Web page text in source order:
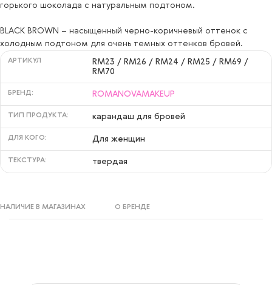
горького шоколада с натуральным подтоном.
BLACK BROWN – насыщенный черно-коричневый оттенок с
холодным подтоном для очень темных оттенков бровей.
АРТИКУЛ
RM23 / RM26 / RM24 / RM25 / RM69 /
RM70
БРЕНД: ROMANOVAMAKEUP
ТИП ПРОДУКТА: карандаш для бровей
ДЛЯ КОГО: Для женщин
ТЕКСТУРА: твердая
НАЛИЧИЕ В МАГАЗИНАХ О БРЕНДЕ